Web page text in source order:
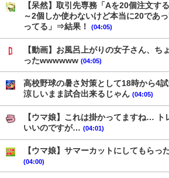
【呆然】取引先専務「Aを20個注文す
～2個しか使わないけど本当に20であ
ってる」⇒結果！
(04:05)
【動画】お風呂上がりの女子さん、ち
ったwwwwww (04:05)
高校野球の暑さ対策として18時から4
涼しいまま試合出来るじゃん (04:05)
【ウマ娘】これは掛かってますね… ト
いいのですが… (04:01)
【ウマ娘】サマーカットにしてもらっ
(04:00)